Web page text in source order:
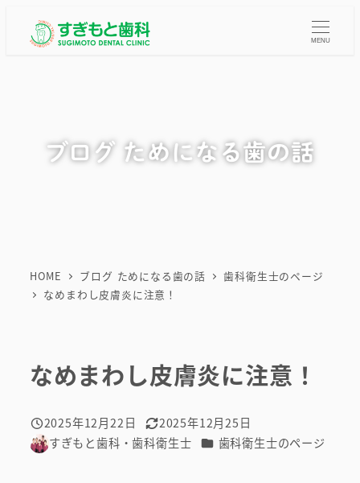
MENU
ブログ ためになる歯の話
HOME ブログ ためになる歯の話
歯科衛生士のページ
なめまわし皮膚炎に注意！
なめまわし皮膚炎に注意！
投稿日
2025年12月22日
更新日
2025年12月25日
著
すぎもと歯科・歯科衛生士 カテゴリー
歯科衛生士のページ